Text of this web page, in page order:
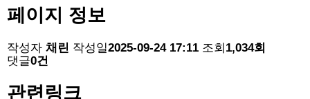
페이지 정보
작성자 채린 작성일2025-09-24 17:11 조회 1,034회
댓글0건
관련링크